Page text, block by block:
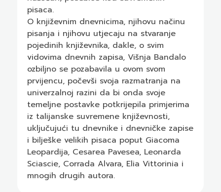
pisaca.
O književnim dnevnicima, njihovu načinu
pisanja i njihovu utjecaju na stvaranje
pojedinih književnika, dakle, o svim
vidovima dnevnih zapisa, Višnja Bandalo
ozbiljno se pozabavila u ovom svom
prvijencu, počevši svoja razmatranja na
univerzalnoj razini da bi onda svoje
temeljne postavke potkrijepila primjerima
iz talijanske suvremene književnosti,
uključujući tu dnevnike i dnevničke zapise
i bilješke velikih pisaca poput Giacoma
Leopardija, Cesarea Pavesea, Leonarda
Sciascie, Corrada Alvara, Elia Vittorinia i
mnogih drugih autora.